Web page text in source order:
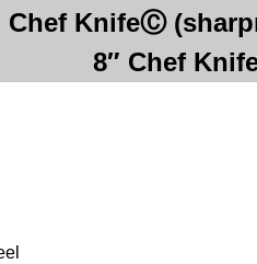
Chef KnifeⒸ
8″ Chef